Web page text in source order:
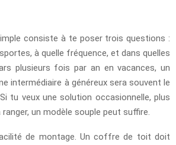
consiste à te poser trois questions :
à quelle fréquence, et dans quelles
plusieurs fois par an en vacances, un
intermédiaire à généreux sera souvent le
tu veux une solution occasionnelle, plus
un modèle souple peut suffire.
de montage. Un coffre de toit doit